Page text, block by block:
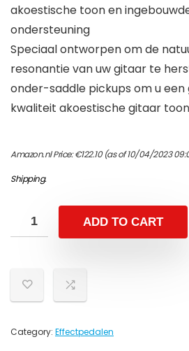
akoestische toon en
ondersteuning
Speciaal ontworpen om de
resonantie van uw gitaar te
onder-saddle pickups om u een
kwaliteit akoestische gitaar
Amazon.nl Price:€122.10(as of 10/04/2023
Shipping.
ADD TO CART
Category: Effectpedalen